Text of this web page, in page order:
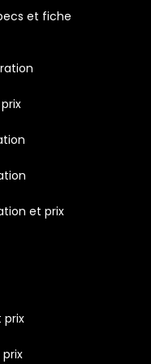
et fiche
et prix
prix